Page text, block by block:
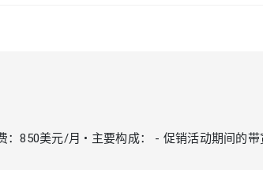
：850美元/月 • 主要构成： - 促销活动期间的